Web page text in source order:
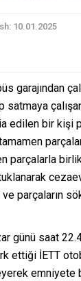
10.01.2025
garajından
satmaya
edilen bir kişi
parçalarla
ve parçaların
günü saat
ettiği İETT
emniyete